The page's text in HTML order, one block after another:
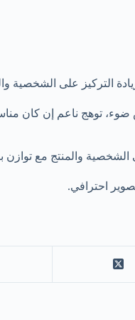
ضوء، توهج ناعم إن كان
احترافي.